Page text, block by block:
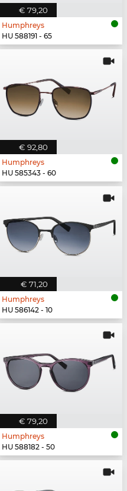
€ 79,20
Humphreys
HU 588191 - 65
€ 92,80
Humphreys
HU 585343 - 60
€ 71,20
Humphreys
HU 586142 - 10
€ 79,20
Humphreys
HU 588182 - 50